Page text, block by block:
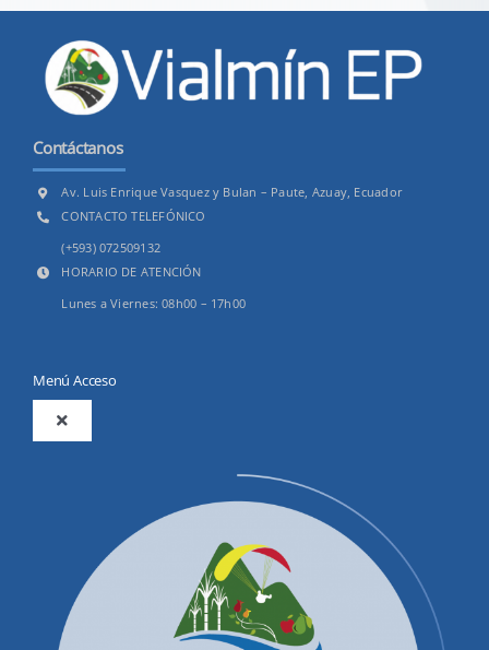
Contáctanos
Av. Luis Enrique Vasquez y Bulan – Paute, Azuay, Ecuador
CONTACTO TELEFÓNICO
(+593) 072509132
HORARIO DE ATENCIÓN
Lunes a Viernes: 08h00 – 17h00
Menú Acceso
Toggle
Productos y Servicios
Convocatorias Precalificación